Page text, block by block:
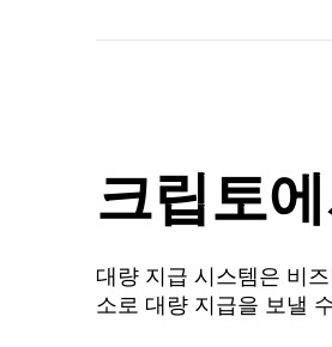
크립토
대량 지급 시스템은 비
소로 대량 지급을 보낼